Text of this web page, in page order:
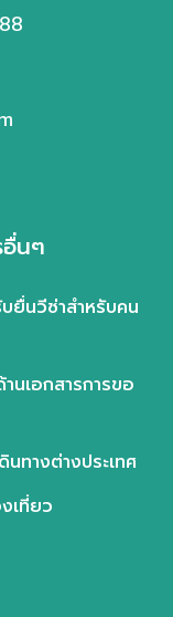
อื่นๆ
ยื่นวีซ่าสำหรับคน
นเอกสารการขอ
นทางต่างประเทศ
เที่ยว